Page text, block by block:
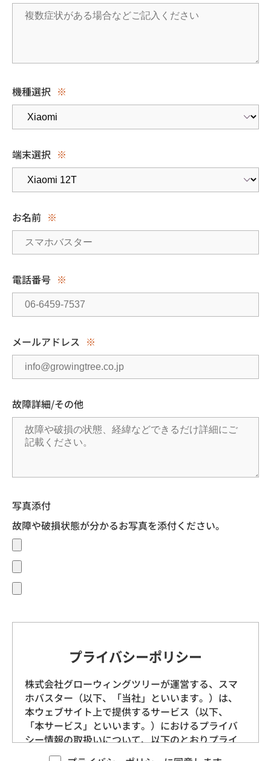
機種選択 ※
端末選択 ※
お名前 ※
電話番号 ※
メールアドレス ※
故障詳細/その他
写真添付
故障や破損状態が分かるお写真を添付ください。
プライバシーポリシー
株式会社グローウィングツリーが運営する、スマ
ホバスター（以下、「当社」といいます。）は、
本ウェブサイト上で提供するサービス（以下、
「本サービス」といいます。）におけるプライバ
シー情報の取扱いについて、以下のとおりプライ
バシーポリシー（以下、「本ポリシー」といいま